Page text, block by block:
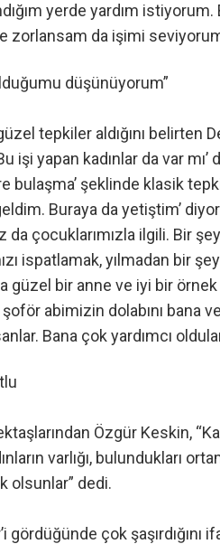
yerde yardım
zorlansam da işimi
düşünüyorum”
tepkiler aldığını belirten
işi yapan kadınlar da var
bulaşma’ şeklinde klasik
Buraya da yetiştim’
çocuklarımızla ilgili. Bir
ispatlamak, yılmadan bir
güzel bir anne ve iyi bir
abimizin dolabını bana
Bana çok yardımcı
Özgür Keskin,
varlığı, bulundukları
olsunlar” dedi.
gördüğünde çok şaşırdığını